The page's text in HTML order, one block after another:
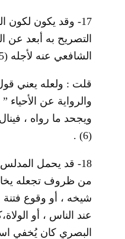
17- وقد يكون لكون
التصريح به أبعد عن
الشافعي عنه لأجله(5)
قلت : ولعله يعني
والرواية عن الأحياء
ويجحد ما رواه ،
(6)
.
18- قد يحمل
من ظروف تجعله
شيخه ، أو وقوع
عند الناس ، أو
البصري كان يُخفي